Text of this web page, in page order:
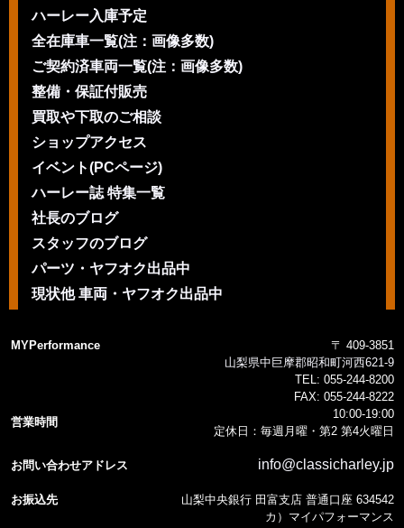
ハーレー入庫予定
全在庫車一覧(注：画像多数)
ご契約済車両一覧(注：画像多数)
整備・保証付販売
買取や下取のご相談
ショップアクセス
イベント(PCページ)
ハーレー誌 特集一覧
社長のブログ
スタッフのブログ
パーツ・ヤフオク出品中
現状他 車両・ヤフオク出品中
MYPerformance
〒 409-3851
山梨県中巨摩郡昭和町河西621-9
TEL: 055-244-8200
FAX: 055-244-8222
営業時間
10:00-19:00
定休日：毎週月曜・第2 第4火曜日
お問い合わせアドレス info@classicharley.jp
お振込先
山梨中央銀行 田富支店 普通口座 634542
カ）マイパフォーマンス